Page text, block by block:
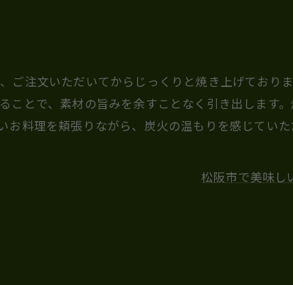
注文いただいてからじっくりと焼き上げており
とで、素材の旨みを余すことなく引き出します
料理を頬張りながら、炭火の温もりを感じてい
松阪市で美味し